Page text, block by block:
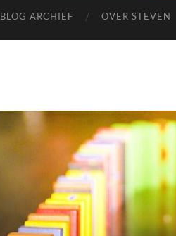
BLOG ARCHIEF OVER STEVEN